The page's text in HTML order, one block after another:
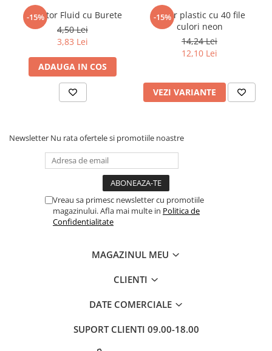
-15%
Corector Fluid cu Burete
4,50 Lei
3,83 Lei
ADAUGA IN COS
-15%
Dosar plastic cu 40 file
culori neon
14,24 Lei
12,10 Lei
VEZI VARIANTE
Newsletter Nu rata ofertele si promotiile noastre
Vreau sa primesc newsletter cu promotiile
magazinului. Afla mai multe in Politica de
Confidentialitate
MAGAZINUL MEU
CLIENTI
DATE COMERCIALE
SUPORT CLIENTI 09.00-18.00